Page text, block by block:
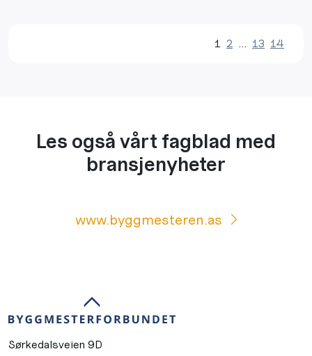
1 2 … 13 14
Les også vårt fagblad med
bransjenyheter
www.byggmesteren.as
Sørkedalsveien 9D